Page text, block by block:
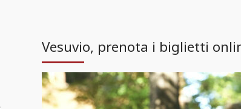
Vesuvio, prenota i biglietti